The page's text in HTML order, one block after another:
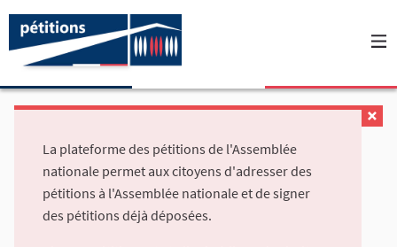
La plateforme des pétitions de l'Assemblée
nationale permet aux citoyens d'adresser des
pétitions à l'Assemblée nationale et de signer
des pétitions déjà déposées.